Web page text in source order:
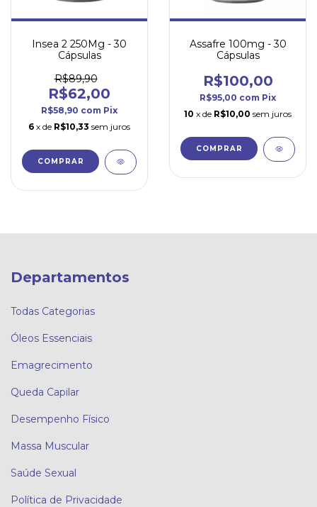
Insea 2 250Mg - 30
Cápsulas
R$89,90
R$62,00
R$58,90 com Pix
6 x de R$10,33 sem juros
Assafre 100mg - 30
Cápsulas
R$100,00
R$95,00 com Pix
10 x de R$10,00 sem juros
Departamentos
Todas Categorias
Óleos Essenciais
Emagrecimento
Queda Capilar
Desempenho Físico
Massa Muscular
Saúde Sexual
Política de Privacidade